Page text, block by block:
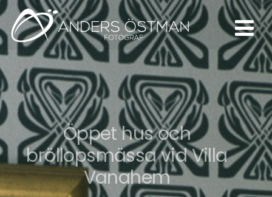
Öppet hus och
bröllopsmässa vid Villa
Vanahem